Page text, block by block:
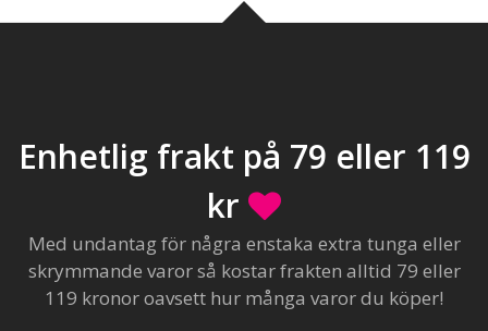
Enhetlig frakt på 79 eller 119
kr
Med undantag för några enstaka extra tunga eller
skrymmande varor så kostar frakten alltid 79 eller
119 kronor oavsett hur många varor du köper!